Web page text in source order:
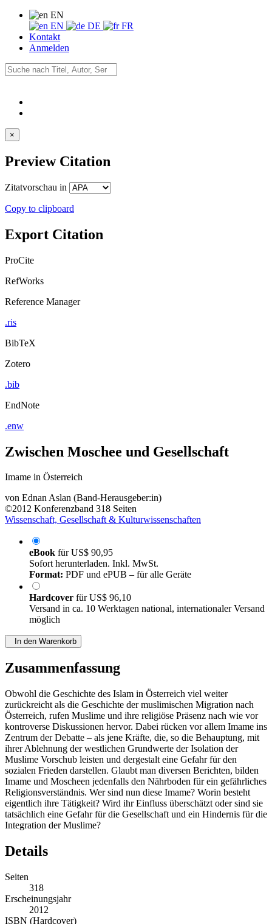
EN
EN
DE
FR
Kontakt
Anmelden
×
Preview Citation
Zitatvorschau in
Copy to clipboard
Export Citation
ProCite
RefWorks
Reference Manager
.ris
BibTeX
Zotero
.bib
EndNote
.enw
Zwischen Moschee und Gesellschaft
Imame in Österreich
von Ednan Aslan (Band-Herausgeber:in)
©2012 Konferenzband 318 Seiten
Wissenschaft, Gesellschaft & Kulturwissenschaften
eBook fürUS$ 90,95
Sofort herunterladen. Inkl. MwSt.
Format: PDF und ePUB – für alle Geräte
Hardcover fürUS$ 96,10
Versand in ca. 10 Werktagen national, internationaler Versand
möglich
In den Warenkorb
Zusammenfassung
Obwohl die Geschichte des Islam in Österreich viel weiter
zurückreicht als die Geschichte der muslimischen Migration nach
Österreich, rufen Muslime und ihre religiöse Präsenz nach wie vor
kontroverse Diskussionen hervor. Dabei rücken vor allem Imame ins
Zentrum der Debatte – als jene Kräfte, die, so die Behauptung, mit
ihrer Ablehnung der westlichen Grundwerte der Isolation der
Muslime Vorschub leisten und dergestalt eine Gefahr für den
sozialen Frieden darstellen. Glaubt man diversen Berichten, bilden
Imame und Moscheen jedenfalls den Nährboden für ein gefährliches
Religionsverständnis. Wer sind nun diese Imame? Worin besteht
eigentlich ihre Tätigkeit? Wird ihr Einfluss überschätzt oder sind sie
tatsächlich eine Gefahr für die Gesellschaft und ein Hindernis für die
Integration der Muslime?
Details
Seiten
318
Erscheinungsjahr
2012
ISBN (Hardcover)